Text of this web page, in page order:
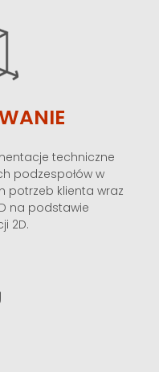
techniczne
podzespołów w
potrzeb klienta wraz
na podstawie
2D.